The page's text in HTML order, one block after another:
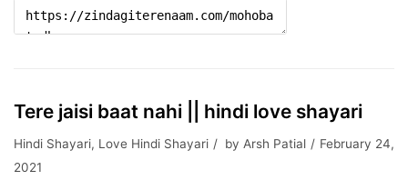
Tere jaisi baat nahi || hindi love shayari
Hindi Shayari, Love Hindi Shayari by Arsh Patial
February 24,
2021